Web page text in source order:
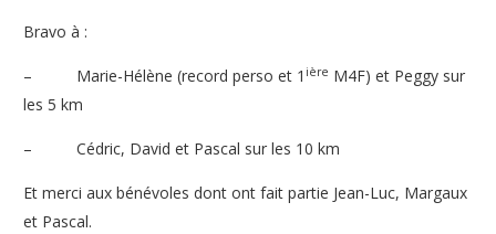
Bravo à :
– Marie-Hélène (record perso et 1 ière M4F) et Peggy sur
les 5 km
– Cédric, David et Pascal sur les 10 km
Et merci aux bénévoles dont ont fait partie Jean-Luc, Margaux
et Pascal.